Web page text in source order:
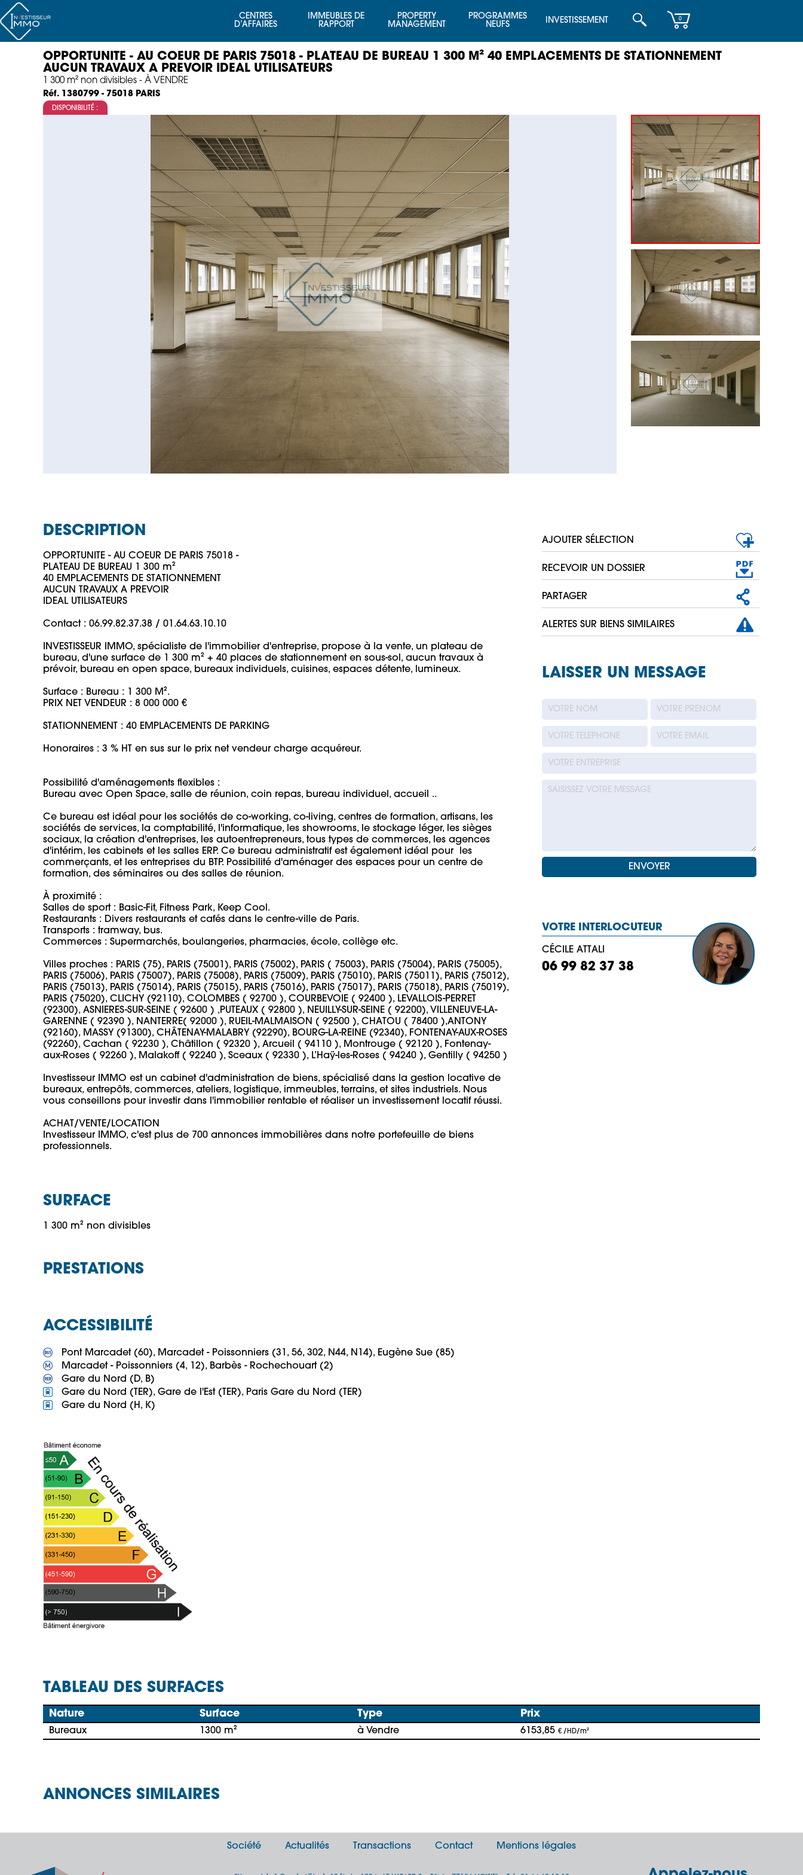
CENTRES
D’AFFAIRES
IMMEUBLES DE
RAPPORT
PROPERTY
MANAGEMENT
PROGRAMMES
NEUFS
INVESTISSEMENT 0
OPPORTUNITE - AU COEUR DE PARIS 75018 - PLATEAU DE BUREAU 1 300 M² 40 EMPLACEMENTS DE STATIONNEMENT
AUCUN TRAVAUX A PREVOIR IDEAL UTILISATEURS
1 300 m² non divisibles - À VENDRE
Réf. 1380799 - 75018 PARIS
DISPONIBILITÉ :
DESCRIPTION
OPPORTUNITE - AU COEUR DE PARIS 75018 -
PLATEAU DE BUREAU 1 300 m²
40 EMPLACEMENTS DE STATIONNEMENT
AUCUN TRAVAUX A PREVOIR
IDEAL UTILISATEURS
Contact : 06.99.82.37.38 / 01.64.63.10.10
INVESTISSEUR IMMO, spécialiste de l'immobilier d'entreprise, propose à la vente, un plateau de
bureau, d'une surface de 1 300 m² + 40 places de stationnement en sous-sol, aucun travaux à
prévoir, bureau en open space, bureaux individuels, cuisines, espaces détente, lumineux.
Surface : Bureau : 1 300 M².
PRIX NET VENDEUR : 8 000 000 €
STATIONNEMENT : 40 EMPLACEMENTS DE PARKING
Honoraires : 3 % HT en sus sur le prix net vendeur charge acquéreur.
Possibilité d'aménagements flexibles :
Bureau avec Open Space, salle de réunion, coin repas, bureau individuel, accueil ..
Ce bureau est idéal pour les sociétés de co-working, co-living, centres de formation, artisans, les
sociétés de services, la comptabilité, l'informatique, les showrooms, le stockage léger, les sièges
sociaux, la création d'entreprises, les autoentrepreneurs, tous types de commerces, les agences
d'intérim, les cabinets et les salles ERP. Ce bureau administratif est également idéal pour  les
commerçants, et les entreprises du BTP. Possibilité d'aménager des espaces pour un centre de
formation, des séminaires ou des salles de réunion.
À proximité :
Salles de sport : Basic-Fit, Fitness Park, Keep Cool.
Restaurants : Divers restaurants et cafés dans le centre-ville de Paris.
Transports : tramway, bus.
Commerces : Supermarchés, boulangeries, pharmacies, école, collège etc.
Villes proches : PARIS (75), PARIS (75001), PARIS (75002), PARIS ( 75003), PARIS (75004), PARIS (75005),
PARIS (75006), PARIS (75007), PARIS (75008), PARIS (75009), PARIS (75010), PARIS (75011), PARIS (75012),
PARIS (75013), PARIS (75014), PARIS (75015), PARIS (75016), PARIS (75017), PARIS (75018), PARIS (75019),
PARIS (75020), CLICHY (92110), COLOMBES ( 92700 ), COURBEVOIE ( 92400 ), LEVALLOIS-PERRET
(92300), ASNIERES-SUR-SEINE ( 92600 ) ,PUTEAUX ( 92800 ), NEUILLY-SUR-SEINE ( 92200), VILLENEUVE-LA-
GARENNE ( 92390 ), NANTERRE( 92000 ), RUEIL-MALMAISON ( 92500 ), CHATOU ( 78400 ),ANTONY
(92160), MASSY (91300), CHÂTENAY-MALABRY (92290), BOURG-LA-REINE (92340), FONTENAY-AUX-ROSES
(92260), Cachan ( 92230 ), Châtillon ( 92320 ), Arcueil ( 94110 ), Montrouge ( 92120 ), Fontenay-
aux-Roses ( 92260 ), Malakoff ( 92240 ), Sceaux ( 92330 ), L’Haÿ-les-Roses ( 94240 ), Gentilly ( 94250 )
Investisseur IMMO est un cabinet d'administration de biens, spécialisé dans la gestion locative de
bureaux, entrepôts, commerces, ateliers, logistique, immeubles, terrains, et sites industriels. Nous
vous conseillons pour investir dans l'immobilier rentable et réaliser un investissement locatif réussi.
ACHAT/VENTE/LOCATION
Investisseur IMMO, c'est plus de 700 annonces immobilières dans notre portefeuille de biens
SURFACE
1 300 m² non divisibles
PRESTATIONS
ACCESSIBILITÉ
Gare du Nord (H, K)
AJOUTER SÉLECTION
RECEVOIR UN DOSSIER
PARTAGER
ALERTES SUR BIENS SIMILAIRES
LAISSER UN MESSAGE
VOTRE INTERLOCUTEUR
CÉCILE ATTALI
06 99 82 37 38
TABLEAU DES SURFACES
Nature Surface Type Prix
Bureaux 1300 m² à Vendre 6153,85 € /HD/m²
ANNONCES SIMILAIRES
Société Actualités Transactions Contact Mentions légales